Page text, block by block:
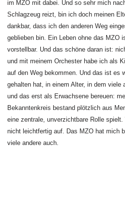
im MZO mit dabei. Und so sehr mich
Schlagzeug reizt, bin ich doch meinen
dankbar, dass ich den anderen Weg
geblieben bin. Ein Leben ohne das MZO
vorstellbar. Und das schöne daran ist:
und mit meinem Orchester habe ich als
auf den Weg bekommen. Und das ist es
gehalten hat, in einem Alter, in dem viele
und das erst als Erwachsene bereuen:
Bekanntenkreis bestand plötzlich aus
eine zentrale, unverzichtbare Rolle
nicht leichtfertig auf. Das MZO hat mich
viele andere auch.